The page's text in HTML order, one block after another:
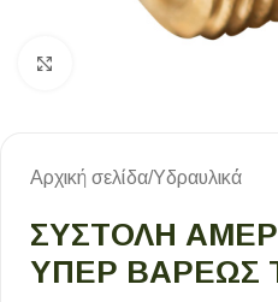
Αρχική σελίδα/Υδραυλικά
ΣΥΣΤΟΛΗ
ΥΠΕΡ ΒΑΡΕΩΣ